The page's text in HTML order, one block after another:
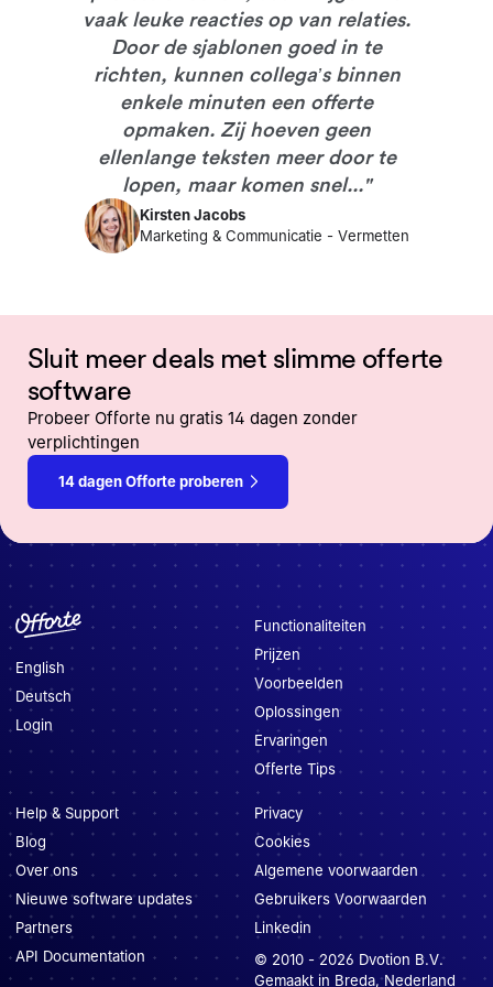
vaak leuke reacties op van relaties.
Door de sjablonen goed in te
richten, kunnen collega’s binnen
enkele minuten een offerte
opmaken. Zij hoeven geen
ellenlange teksten meer door te
lopen, maar komen snel..."
Kirsten Jacobs
Marketing & Communicatie - Vermetten
Sluit meer deals met slimme offerte
software
Probeer Offorte nu gratis 14 dagen zonder
verplichtingen
14 dagen Offorte proberen
English
Deutsch
Login
Functionaliteiten
Prijzen
Voorbeelden
Oplossingen
Ervaringen
Offerte Tips
Help & Support
Blog
Over ons
Nieuwe software updates
Partners
API Documentation
Privacy
Cookies
Algemene voorwaarden
Gebruikers Voorwaarden
Linkedin
© 2010 -2026 Dvotion B.V.
Gemaakt in Breda, Nederland